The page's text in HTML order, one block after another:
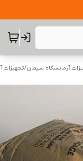
آزمایشگاه سیمان/تجهیزات